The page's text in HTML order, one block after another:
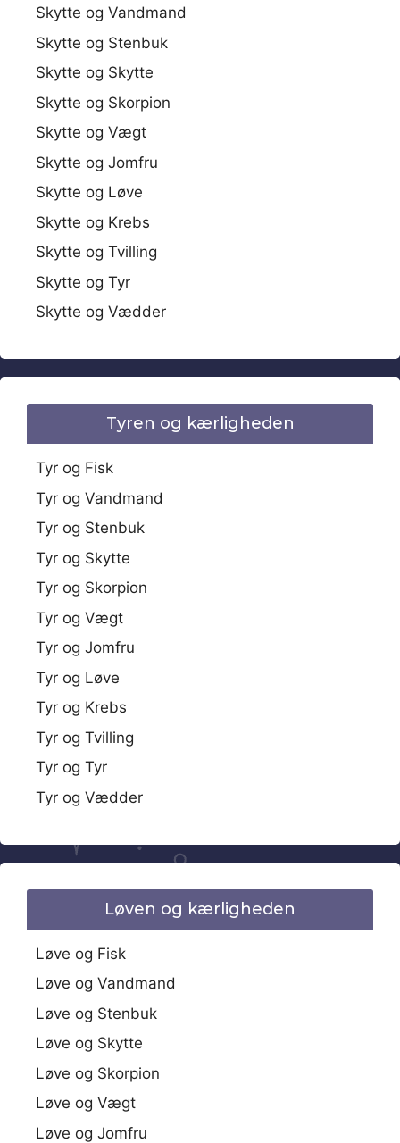
Skytte og Vandmand
Skytte og Stenbuk
Skytte og Skytte
Skytte og Skorpion
Skytte og Vægt
Skytte og Jomfru
Skytte og Løve
Skytte og Krebs
Skytte og Tvilling
Skytte og Tyr
Skytte og Vædder
Tyren og kærligheden
Tyr og Fisk
Tyr og Vandmand
Tyr og Stenbuk
Tyr og Skytte
Tyr og Skorpion
Tyr og Vægt
Tyr og Jomfru
Tyr og Løve
Tyr og Krebs
Tyr og Tvilling
Tyr og Tyr
Tyr og Vædder
Løven og kærligheden
Løve og Fisk
Løve og Vandmand
Løve og Stenbuk
Løve og Skytte
Løve og Skorpion
Løve og Vægt
Løve og Jomfru